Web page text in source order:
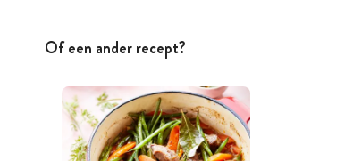
Of een ander recept?